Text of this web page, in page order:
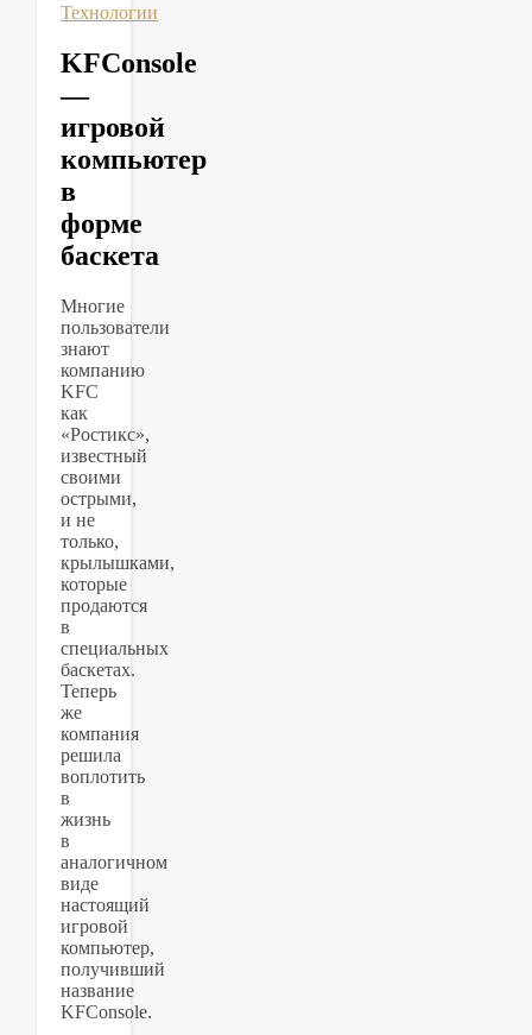
Технологии
KFConsole
—
игровой
компьютер
в
форме
баскета
Многие
пользователи
знают
компанию
KFC
как
«Ростикс»,
известный
своими
острыми,
и не
только,
крылышками,
которые
продаются
в
специальных
баскетах.
Теперь
же
компания
решила
воплотить
в
жизнь
в
аналогичном
виде
настоящий
игровой
компьютер,
получивший
название
KFConsole.